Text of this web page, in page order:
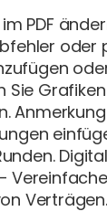
PDF
oder
Sie
Verträgen.